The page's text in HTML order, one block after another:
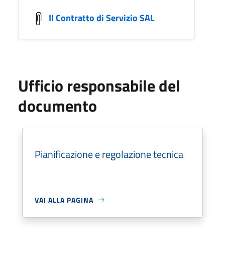
Il Contratto di Servizio SAL
Ufficio responsabile del
documento
Pianificazione e regolazione tecnica
VAI ALLA PAGINA